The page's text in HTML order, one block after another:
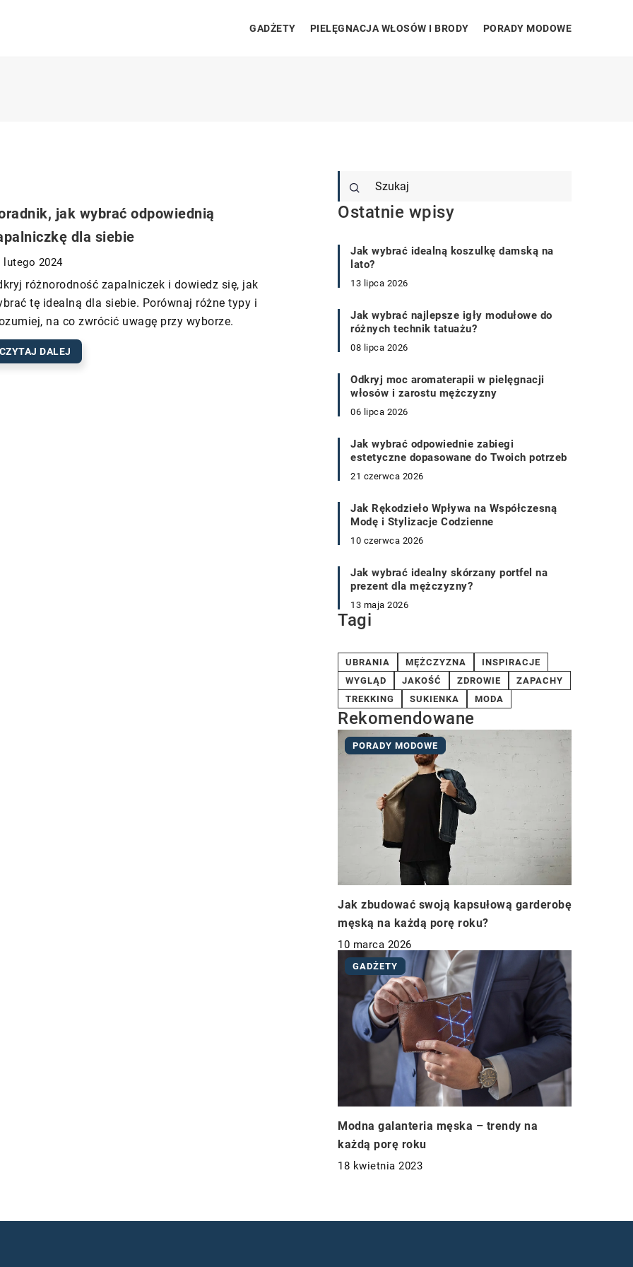
GADŻETY PIELĘGNACJA WŁOSÓW I BRODY PORADY MODOWE
jak wybrać odpowiednią
dla siebie
lutego 2024
różnorodność zapalniczek i dowiedz się, jak
tę idealną dla siebie. Porównaj różne typy i
na co zwrócić uwagę przy wyborze.
DALEJ
Ostatnie wpisy
Jak wybrać idealną koszulkę damską na
lato?
13 lipca 2026
Jak wybrać najlepsze igły modułowe do
różnych technik tatuażu?
08 lipca 2026
Odkryj moc aromaterapii w pielęgnacji
włosów i zarostu mężczyzny
06 lipca 2026
Jak wybrać odpowiednie zabiegi
estetyczne dopasowane do Twoich potrzeb
21 czerwca 2026
Jak Rękodzieło Wpływa na Współczesną
Modę i Stylizacje Codzienne
10 czerwca 2026
Jak wybrać idealny skórzany portfel na
prezent dla mężczyzny?
13 maja 2026
Tagi
UBRANIA MĘŻCZYZNA
INSPIRACJE
WYGLĄD
JAKOŚĆ ZDROWIE
ZAPACHY
TREKKING
SUKIENKA MODA
Rekomendowane
PORADY MODOWE
Jak zbudować swoją kapsułową garderobę
męską na każdą porę roku?
10 marca 2026
GADŻETY
Modna galanteria męska – trendy na
każdą porę roku
18 kwietnia 2023